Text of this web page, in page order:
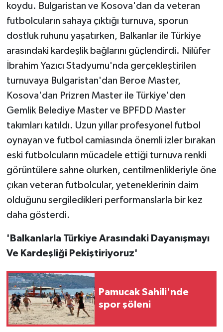
koydu. Bulgaristan ve Kosova'dan da veteran
futbolcuların sahaya çıktığı turnuva, sporun
dostluk ruhunu yaşatırken, Balkanlar ile Türkiye
arasındaki kardeşlik bağlarını güçlendirdi. Nilüfer
İbrahim Yazıcı Stadyumu'nda gerçekleştirilen
turnuvaya Bulgaristan'dan Beroe Master,
Kosova'dan Prizren Master ile Türkiye'den
Gemlik Belediye Master ve BPFDD Master
takımları katıldı. Uzun yıllar profesyonel futbol
oynayan ve futbol camiasında önemli izler bırakan
eski futbolcuların mücadele ettiği turnuva renkli
görüntülere sahne olurken, centilmenlikleriyle öne
çıkan veteran futbolcular, yeteneklerinin daim
olduğunu sergiledikleri performanslarla bir kez
daha gösterdi.
'Balkanlarla Türkiye Arasındaki Dayanışmayı
Ve Kardeşliği Pekiştiriyoruz'
Pamucak Sahili'nde
spor şöleni